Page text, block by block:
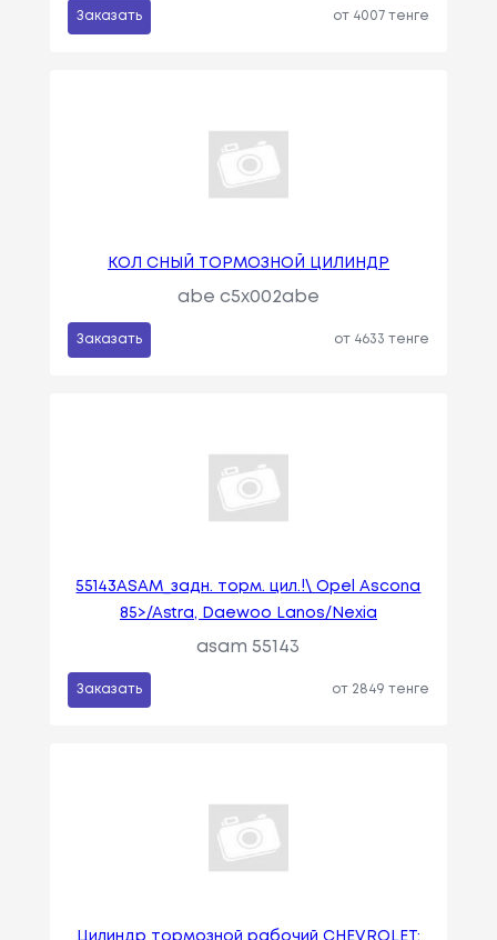
Заказать от 4007 тенге
КОЛ СНЫЙ ТОРМОЗНОЙ ЦИЛИНДР
abe c5x002abe
Заказать от 4633 тенге
55143ASAM_задн. торм. цил.!\ Opel Ascona
85>/Astra, Daewoo Lanos/Nexia
asam 55143
Заказать от 2849 тенге
Цилиндр тормозной рабочий CHEVROLET: